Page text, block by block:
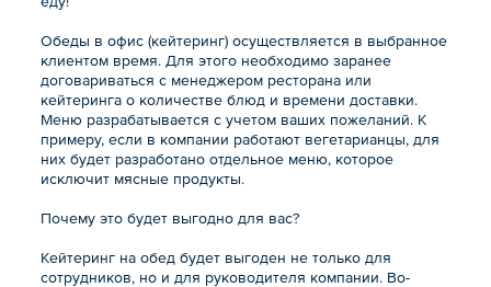
Обеды в офис (кейтеринг) осуществляется в выбранное
клиентом время. Для этого необходимо заранее
договариваться с менеджером ресторана или
кейтеринга о количестве блюд и времени доставки.
Меню разрабатывается с учетом ваших пожеланий. К
примеру, если в компании работают вегетарианцы, для
них будет разработано отдельное меню, которое
исключит мясные продукты.
Почему это будет выгодно для вас?
Кейтеринг на обед будет выгоден не только для
сотрудников, но и для руководителя компании. Во-